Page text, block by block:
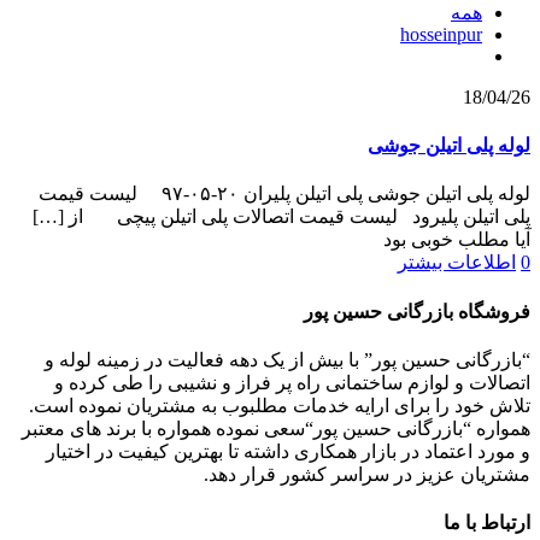
همه
hosseinpur
18/04/26
لوله پلی اتیلن جوشی
لوله پلی اتیلن جوشی پلی اتیلن پلیران ۲۰-۰۵-۹۷ لیست قیمت
پلی اتیلن پلیرود لیست قیمت اتصالات پلی اتیلن پیچی از […]
آیا مطلب خوبی بود
0 اطلاعات بیشتر
فروشگاه بازرگانی حسین پور
“بازرگانی حسین پور” با بیش از یک دهه فعالیت در زمینه لوله و
اتصالات و لوازم ساختمانی راه پر فراز و نشیبی را طی کرده و
تلاش خود را برای ارایه خدمات مطلبوب به مشتریان نموده است.
همواره “بازرگانی حسین پور“سعی نموده همواره با برند های معتبر
و مورد اعتماد در بازار همکاری داشته تا بهترین کیفیت در اختیار
مشتریان عزیز در سراسر کشور قرار دهد.
ارتباط با ما